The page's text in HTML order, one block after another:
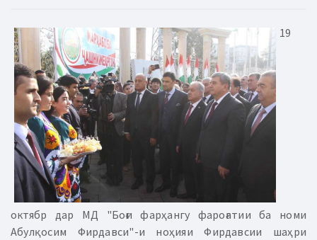
19
октябр дар МД "Боғи фарҳангу фароғатии ба номи
Абулқосим Фирдавси"-и ноҳияи Фирдавсии шаҳри